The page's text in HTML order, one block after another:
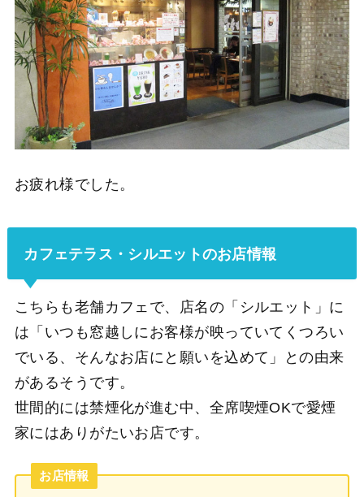
お疲れ様でした。
カフェテラス・シルエットのお店情報
こちらも老舗カフェで、店名の「シルエット」に
は「いつも窓越しにお客様が映っていてくつろい
でいる、そんなお店にと願いを込めて」との由来
があるそうです。
世間的には禁煙化が進む中、全席喫煙OKで愛煙
家にはありがたいお店です。
お店情報